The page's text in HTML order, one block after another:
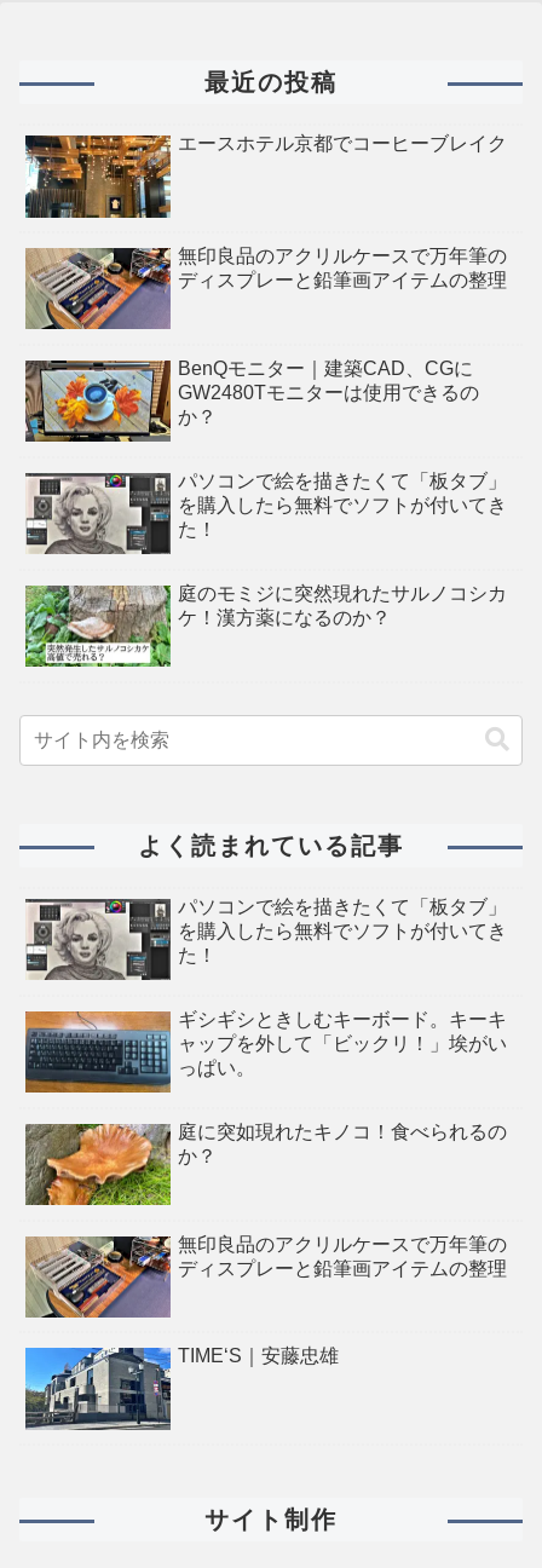
最近の投稿
エースホテル京都でコーヒーブレイク
無印良品のアクリルケースで万年筆の
ディスプレーと鉛筆画アイテムの整理
BenQモニター｜建築CAD、CGに
GW2480Tモニターは使用できるの
か？
パソコンで絵を描きたくて「板タブ」
を購入したら無料でソフトが付いてき
た！
庭のモミジに突然現れたサルノコシカ
ケ！漢方薬になるのか？
よく読まれている記事
パソコンで絵を描きたくて「板タブ」
を購入したら無料でソフトが付いてき
た！
ギシギシときしむキーボード。キーキ
ャップを外して「ビックリ！」埃がい
っぱい。
庭に突如現れたキノコ！食べられるの
か？
無印良品のアクリルケースで万年筆の
ディスプレーと鉛筆画アイテムの整理
TIME‘S｜安藤忠雄
サイト制作